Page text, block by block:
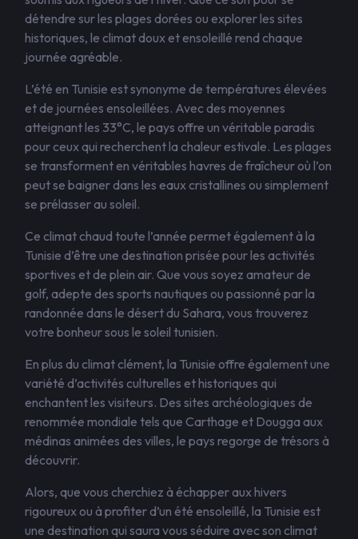
détendre sur les plages dorées ou explorer les sites
historiques, le climat doux et ensoleillé rend chaque
journée agréable.
L’été en Tunisie est synonyme de températures élevées
et de journées ensoleillées. Avec des moyennes
atteignant les 33°C, le pays offre un véritable paradis
pour ceux qui recherchent la chaleur estivale. Les plages
se transforment en véritables havres de fraîcheur où l’on
peut se baigner dans les eaux cristallines ou simplement
se prélasser au soleil.
Ce climat chaud toute l’année permet également à la
Tunisie d’être une destination prisée pour les activités
sportives et de plein air. Que vous soyez amateur de
golf, adepte des sports nautiques ou passionné par la
randonnée dans le désert du Sahara, vous trouverez
votre bonheur sous le soleil tunisien.
En plus du climat clément, la Tunisie offre également une
variété d’activités culturelles et historiques qui
enchantent les visiteurs. Des sites archéologiques de
renommée mondiale tels que Carthage et Dougga aux
médinas animées des villes, le pays regorge de trésors à
découvrir.
Alors, que vous cherchiez à échapper aux hivers
rigoureux ou à profiter d’un été ensoleillé, la Tunisie est
une destination qui saura vous séduire avec son climat